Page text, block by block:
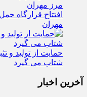
افتتاح قرارگاه
مهران
حمایت از تولید و
شتاب می‌ گیرد
آخرین اخبار